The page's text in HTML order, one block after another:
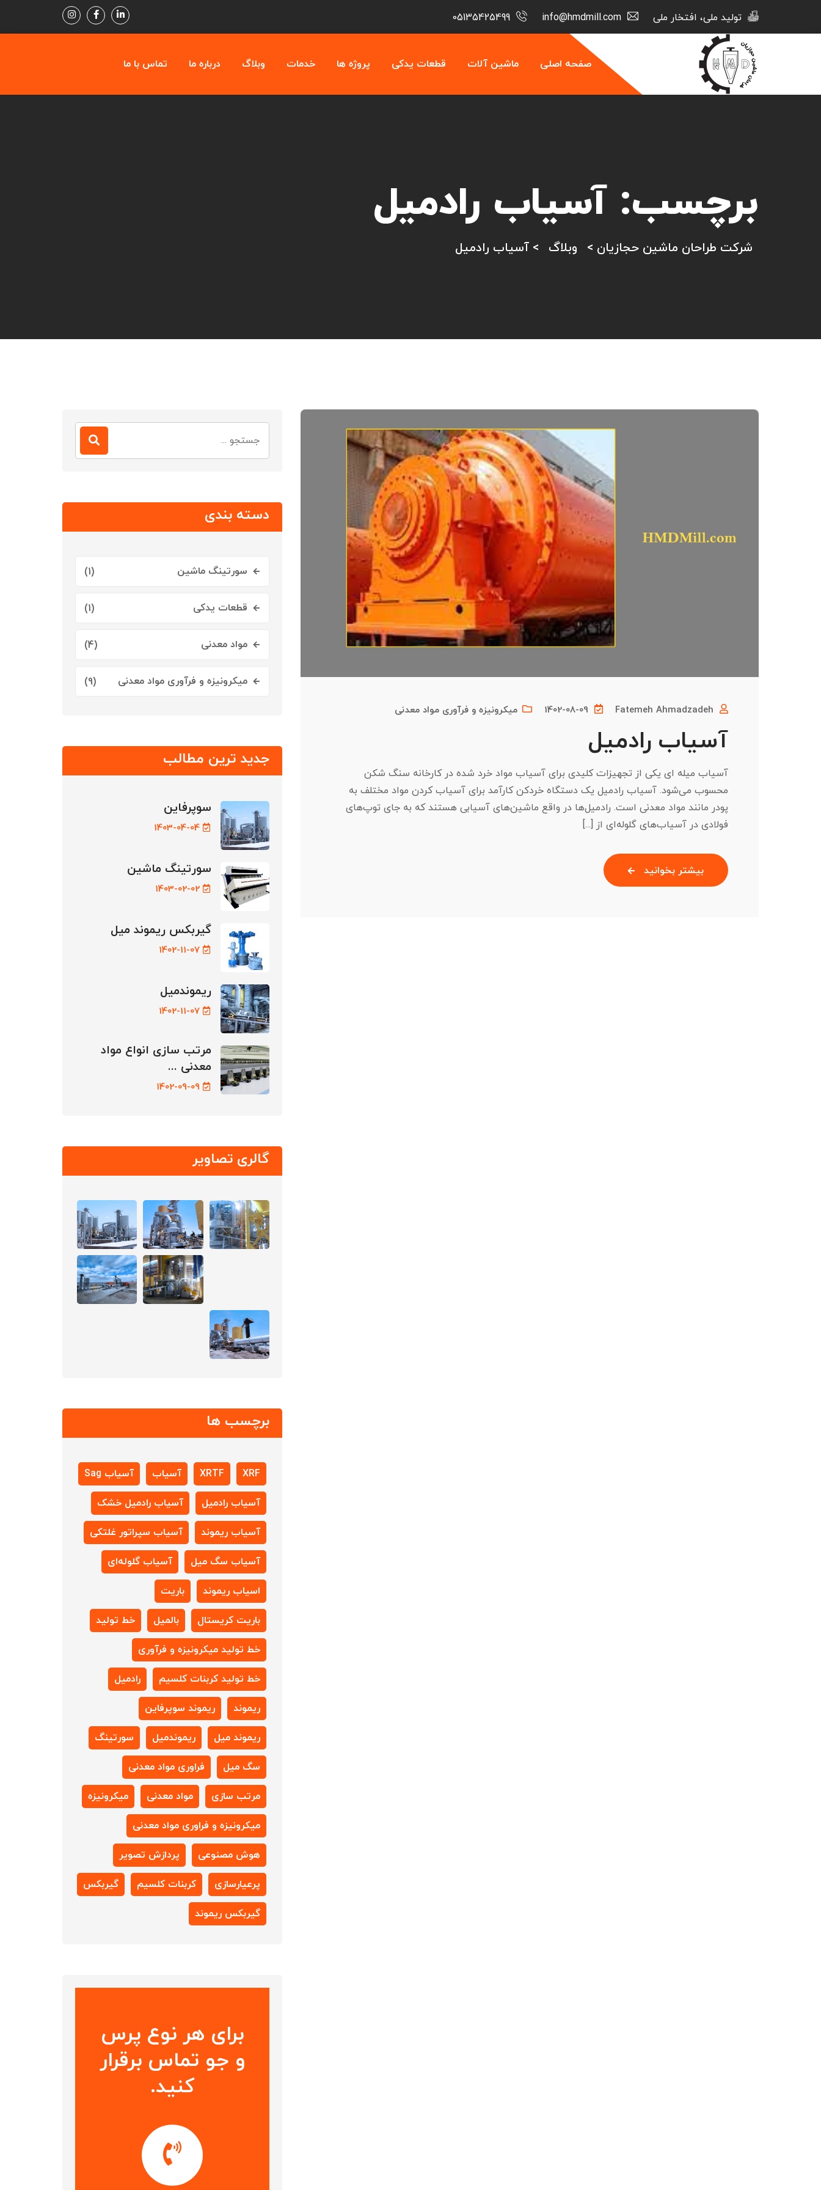
تولید ملی، افتخار ملی
صفحه اصلی ماشین آلات قطعات یدکی پروژه ها خدمات وبلاگ درباره ما تماس با ما
برچسب:آسیاب رادمیل
شرکت طراحان ماشین حجازیان > وبلاگ > آسیاب رادمیل
Fatemeh Ahmadzadeh
1402-08-09 میکرونیزه و فرآوری مواد معدنی
آسیاب رادمیل
آسیاب میله‌ ای یکی از تجهیزات کلیدی برای آسیاب مواد خرد شده در کارخانه سنگ شکن
محسوب می‌شود. آسیاب رادمیل یک دستگاه خردکن کارآمد برای آسیاب کردن مواد مختلف به
پودر مانند مواد معدنی است. رادمیل‌ها در واقع ماشین‌های آسیابی هستند که به جای توپ‌های
فولادی در آسیاب‌های گلوله‌ای از [...]
بیشتر بخوانید
برای:
دسته بندی
سورتینگ ماشین (1)
قطعات یدکی (1)
مواد معدنی (4)
میکرونیزه و فرآوری مواد معدنی (9)
جدید ترین مطالب
سوپرفاین
1403-04-04
سورتینگ ماشین
1403-02-02
گیربکس ریموند میل
1402-11-07
ریموندمیل
1402-11-07
مرتب سازی انواع مواد
معدنی ...
1402-09-09
گالری تصاویر
برچسب ها
XRF
XRTF آسیاب آسیاب Sag
آسیاب رادمیل آسیاب رادمیل خشک
آسیاب ریموند آسیاب سپراتور غلتکی
آسیاب سگ میل آسیاب گلوله‌ای
اسیاب ریموند باریت
باریت کریستال بالمیل خط تولید
خط تولید میکرونیزه و فرآوری
خط تولید کربنات کلسیم رادمیل
ریموند ریموند سوپرفاین
ریموند میل ریموندمیل سورتینگ
سگ میل فراوری مواد معدنی
مرتب سازی مواد معدنی میکرونیزه
میکرونیزه و فراوری مواد معدنی
هوش مصنوعی پردازش تصویر
پرعیارسازی کربنات کلسیم گیربکس
گیربکس ریموند
برای هر نوع پرس
و جو تماس برقرار
کنید.